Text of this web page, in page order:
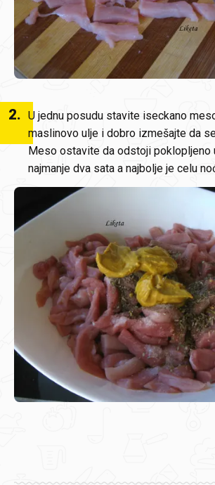
2. U jednu posudu stavite iseckano
maslinovo ulje i dobro izmešajte da
Meso ostavite da odstoji poklopljeno
najmanje dva sata a najbolje je celu